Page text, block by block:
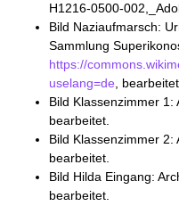
H1216-0500-
Bild Naziaufmarsch:
Sammlung
https://
uselang=de , bearbeitet.
Bild Klassenzimmer 1:
bearbeitet.
Bild Klassenzimmer 2:
bearbeitet.
Bild Hilda Eingang:
bearbeitet.